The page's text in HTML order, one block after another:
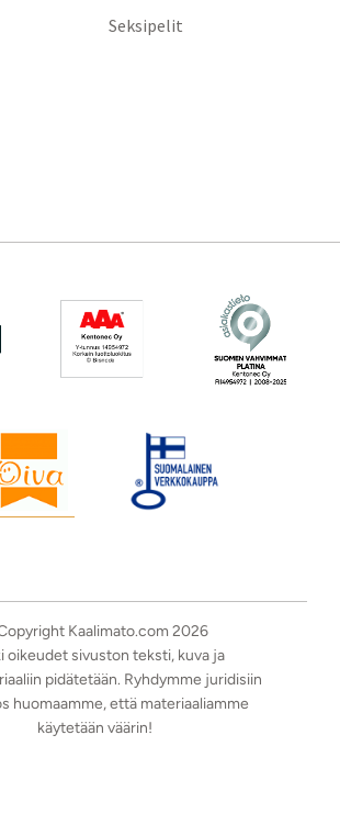
Seksipelit
Kaalimato.com 2026
oikeudet sivuston teksti, kuva ja
pidätetään. Ryhdymme juridisiin
huomaamme, että materiaaliamme
käytetään väärin!